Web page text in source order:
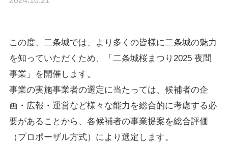
この度、二条城では、より多くの皆様に二条城の魅力
を知っていただくため、「二条城桜まつり2025 夜間
事業」を開催します。
事業の実施事業者の選定に当たっては、候補者の企
画・広報・運営など様々な能力を総合的に考慮する必
要があることから、各候補者の事業提案を総合評価
（プロポーザル方式）により選定します。